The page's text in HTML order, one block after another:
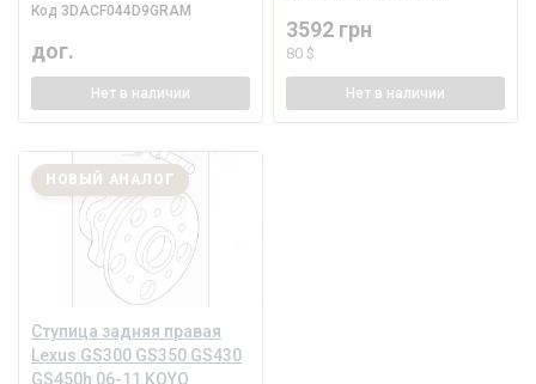
Код 3DACF044D9GRAM
дог.
Нет в наличии
3592 грн
80 $
Нет в наличии
Ступица задняя правая
Lexus GS300 GS350 GS430
GS450h 06-11 KOYO
НОВЫЙ АНАЛОГ